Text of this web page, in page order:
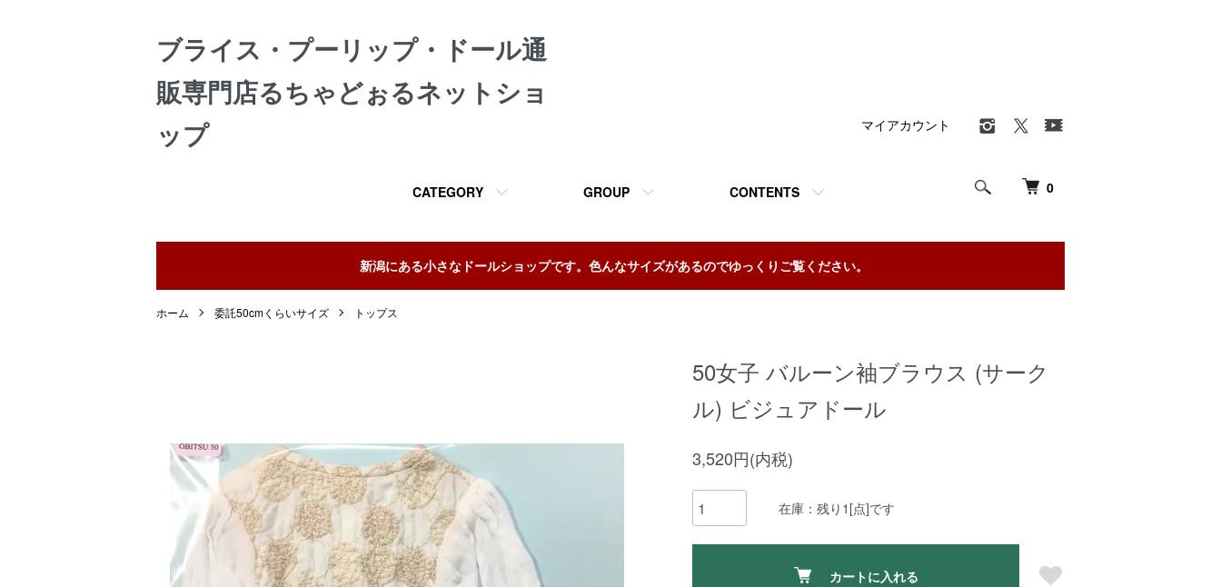
ブライス・プーリップ・ドール通
販専門店るちゃどぉるネットショ
ップ
0
CATEGORY GROUP CONTENTS
マイアカウント
新潟にある小さなドールショップです。色んなサイズがあるのでゆっくりご覧ください。
ホーム 委託50cmくらいサイズ トップス
50女子 バルーン袖ブラウス (サーク
ル) ビジュアドール
3,520円(内税)
在庫：残り1[点]です
カートに入れる